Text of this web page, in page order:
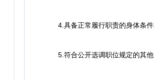
4.具备正常履行职责的身体条件
5.符合公开选调职位规定的其他